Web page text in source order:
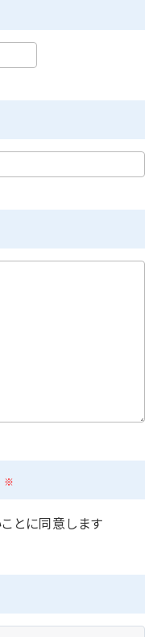
※
とに同意します